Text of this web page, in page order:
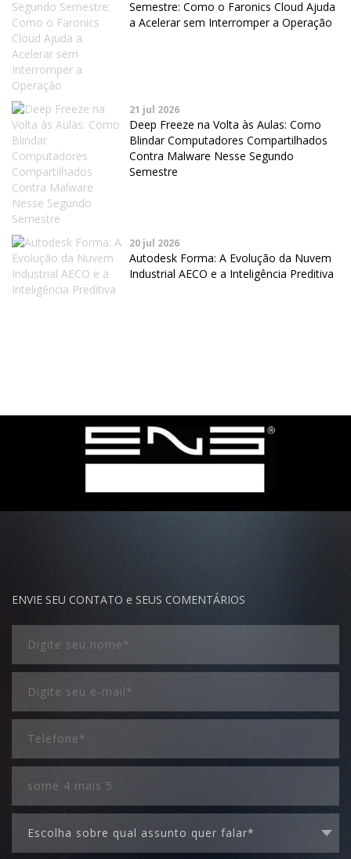
Semestre: Como o Faronics Cloud Ajuda
a Acelerar sem Interromper a Operação
21 jul 2026
Deep Freeze na Volta às Aulas: Como
Blindar Computadores Compartilhados
Contra Malware Nesse Segundo
Semestre
20 jul 2026
Autodesk Forma: A Evolução da Nuvem
Industrial AECO e a Inteligência Preditiva
ENVIE SEU CONTATO e SEUS COMENTÁRIOS